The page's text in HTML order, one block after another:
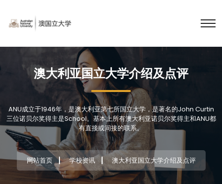
澳大利亚国立大学介绍及点评
ANU成立于1946年，是澳大利亚第七所国立大学，是著名的John Curtin
三位诺贝尔奖得主是School。基本上所有澳大利亚诺贝尔奖得主和ANU都
有直接或间接的联系。
网站首页 学校资讯 澳大利亚国立大学介绍及点评